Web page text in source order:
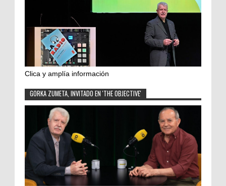
Clica y amplía información
GORKA ZUMETA, INVITADO EN 'THE OBJECTIVE'